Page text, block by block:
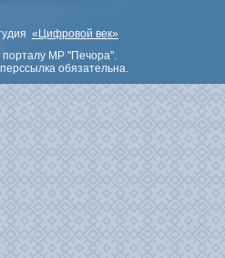
«Цифровой век»
МР "Печора".
обязательна.